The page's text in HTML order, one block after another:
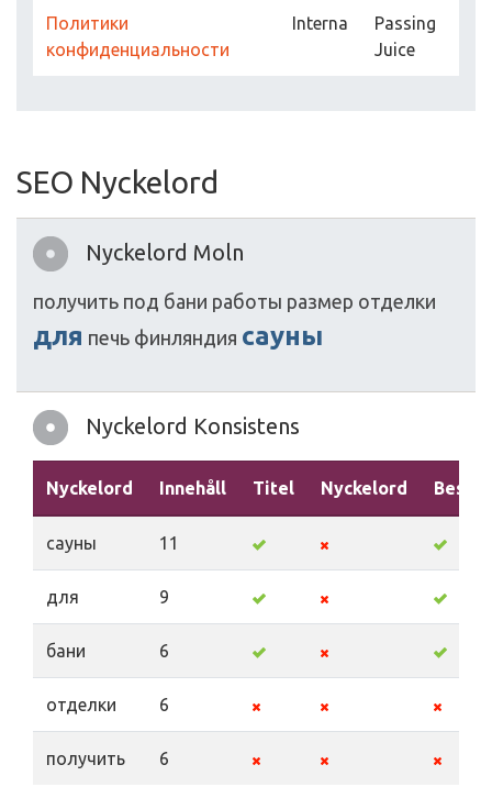
Политики
конфиденциальности
Interna
Passing
Juice
SEO Nyckelord
Nyckelord Moln
получить под бани работы размер отделки
для печь финляндия сауны
Nyckelord Konsistens
Nyckelord Innehåll Titel Nyckelord
сауны 11
для 9
бани 6
отделки 6
получить 6